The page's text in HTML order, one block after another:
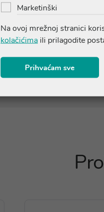
bojilo: željezo oksid i
Molimo provjerite
Marketinški
Na ovoj mrežnoj stranici
kolačićima ili prilagodite
Prihvaćam sve